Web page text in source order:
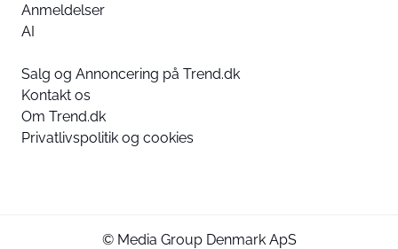
Anmeldelser
AI
Salg og Annoncering på Trend.dk
Kontakt os
Om Trend.dk
Privatlivspolitik og cookies
© Media Group Denmark ApS